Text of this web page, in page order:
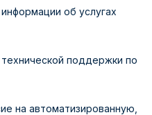
об услугах
поддержки по
на автоматизированную,